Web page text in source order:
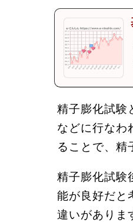
精子膨化試験
などに行なわ
ることで、精
精子膨化試験
能が良好だと
違いがありま